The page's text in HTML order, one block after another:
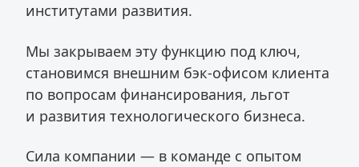
институтами развития.
Мы закрываем эту функцию под ключ,
становимся внешним бэк-офисом клиента
по вопросам финансирования, льгот
и развития технологического бизнеса.
Сила компании — в команде с опытом